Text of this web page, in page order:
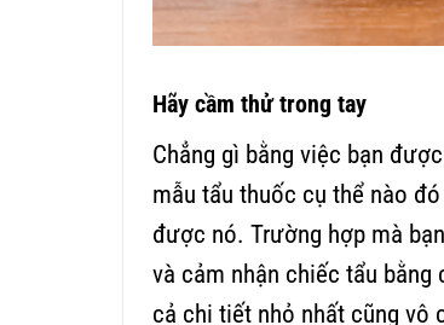
Hãy cầm thử trong tay
Chẳng gì bằng việc bạn
mẫu tẩu thuốc cụ thể nào
được nó. Trường hợp mà
và cảm nhận chiếc tẩu
cả chi tiết nhỏ nhất cũng vô